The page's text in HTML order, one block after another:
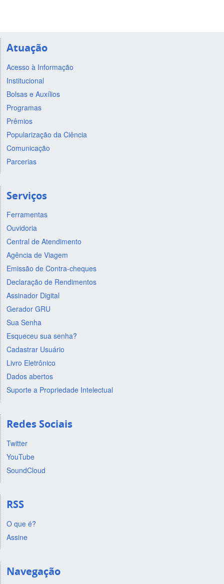
Atuação
Acesso à Informação
Institucional
Bolsas e Auxílios
Programas
Prêmios
Popularização da Ciência
Comunicação
Parcerias
Serviços
Ferramentas
Ouvidoria
Central de Atendimento
Agência de Viagem
Emissão de Contra-cheques
Declaração de Rendimentos
Assinador Digital
Gerador GRU
Sua Senha
Esqueceu sua senha?
Cadastrar Usuário
Livro Eletrônico
Dados abertos
Suporte a Propriedade Intelectual
Redes Sociais
Twitter
YouTube
SoundCloud
RSS
O que é?
Assine
Navegação